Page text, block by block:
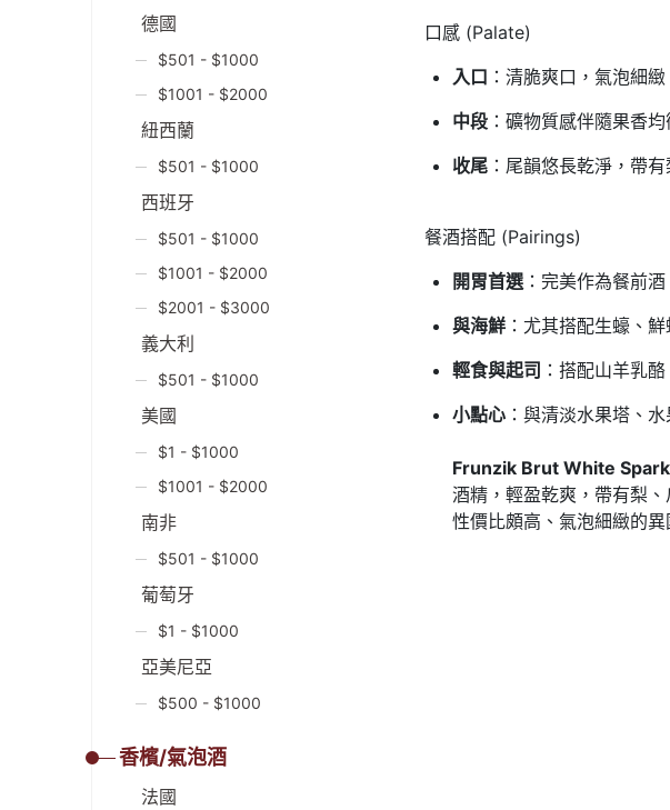
德國
$501 - $1000
$1001 - $2000
紐西蘭
$501 - $1000
西班牙
$501 - $1000
$1001 - $2000
$2001 - $3000
義大利
$501 - $1000
美國
$1 - $1000
$1001 - $2000
南非
$501 - $1000
葡萄牙
$1 - $1000
亞美尼亞
$500 - $1000
香檳/氣泡酒
法國
口感 (Palate)
入口 ：清脆爽口，氣泡細
中段 ：礦物質感伴隨果香
收尾 ：尾韻悠長乾淨，帶
餐酒搭配 (Pairings)
開胃首選 ：完美作為餐前
與海鮮 ：尤其搭配生蠔、
輕食與起司 ：搭配山羊乳
小點心 ：與清淡水果塔、
Frunzik Brut White
酒精，輕盈乾爽，帶有梨
性價比頗高、氣泡細緻的